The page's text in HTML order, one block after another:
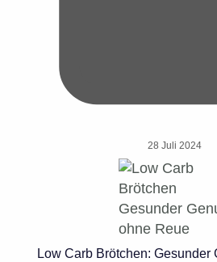
28 Juli 2024
Low Carb Brötchen: Gesunder